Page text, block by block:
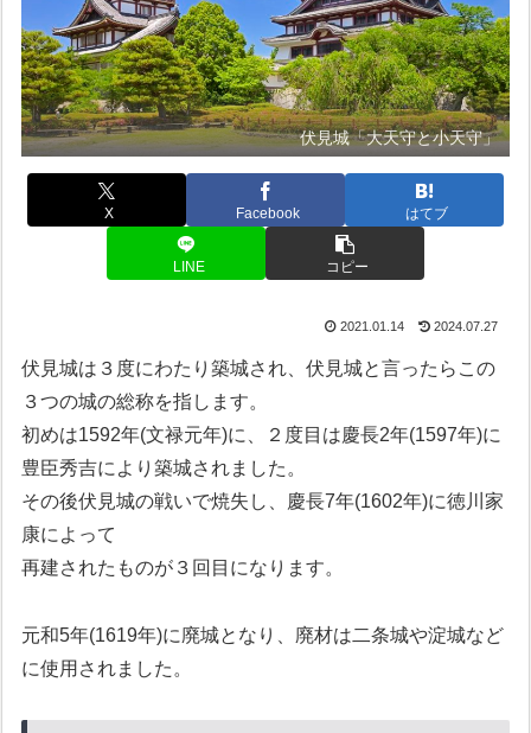
伏見城「大天守と小天守」
X Facebook はてブ
LINE コピー
2021.01.14 2024.07.27
伏見城は３度にわたり築城され、伏見城と言ったらこの
３つの城の総称を指します。
初めは1592年(文禄元年)に、２度目は慶長2年(1597年)に
豊臣秀吉により築城されました。
その後伏見城の戦いで焼失し、慶長7年(1602年)に徳川家
康によって
再建されたものが３回目になります。
元和5年(1619年)に廃城となり、廃材は二条城や淀城など
に使用されました。